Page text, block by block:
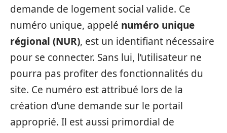
demande de logement social valide. Ce
numéro unique, appelé numéro unique
régional (NUR), est un identifiant nécessaire
pour se connecter. Sans lui, l’utilisateur ne
pourra pas profiter des fonctionnalités du
site. Ce numéro est attribué lors de la
création d’une demande sur le portail
approprié. Il est aussi primordial de